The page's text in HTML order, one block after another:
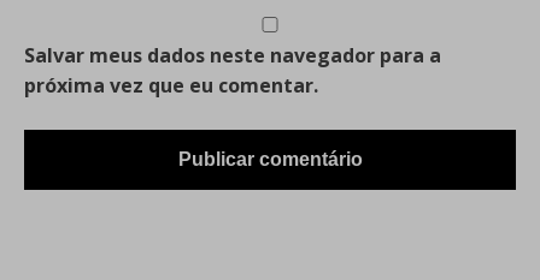
Salvar meus dados neste navegador para a
próxima vez que eu comentar.